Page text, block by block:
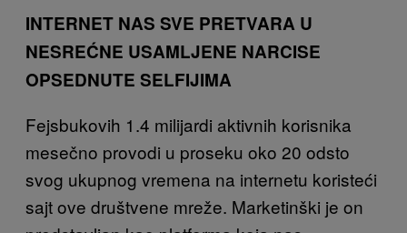
INTERNET NAS SVE PRETVARA U
NESREĆNE USAMLJENE NARCISE
OPSEDNUTE SELFIJIMA
Fejsbukovih 1.4 milijardi aktivnih korisnika
mesečno provodi u proseku oko 20 odsto
svog ukupnog vremena na internetu koristeći
sajt ove društvene mreže. Marketinški je on